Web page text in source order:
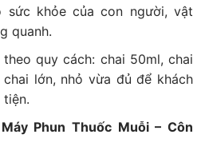
khỏe của con người, vật
quanh.
quy cách: chai 50ml, chai
lớn, nhỏ vừa đủ để khách
tiện.
Phun Thuốc Muỗi – Côn